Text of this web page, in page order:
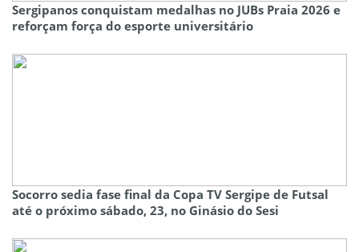
Sergipanos conquistam medalhas no JUBs Praia 2026 e
reforçam força do esporte universitário
Socorro sedia fase final da Copa TV Sergipe de Futsal
até o próximo sábado, 23, no Ginásio do Sesi